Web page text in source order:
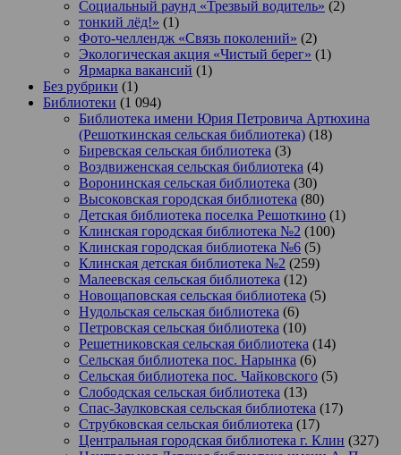
Социальный раунд «Трезвый водитель» (2)
тонкий лёд!» (1)
Фото-челлендж «Связь поколений» (2)
Экологическая акция «Чистый берег» (1)
Ярмарка вакансий (1)
Без рубрики (1)
Библиотеки (1 094)
Библиотека имени Юрия Петровича Артюхина
(Решоткинская сельская библиотека) (18)
Биревская сельская библиотека (3)
Воздвиженская сельская библиотека (4)
Воронинская сельская библиотека (30)
Высоковская городская библиотека (80)
Детская библиотека поселка Решоткино (1)
Клинская городская библиотека №2 (100)
Клинская городская библиотека №6 (5)
Клинская детская библиотека №2 (259)
Малеевская сельская библиотека (12)
Новощаповская сельская библиотека (5)
Нудольская сельская библиотека (6)
Петровская сельская библиотека (10)
Решетниковская сельская библиотека (14)
Сельская библиотека пос. Нарынка (6)
Сельская библиотека пос. Чайковского (5)
Слободская сельская библиотека (13)
Спас-Заулковская сельская библиотека (17)
Струбковская сельская библиотека (17)
Центральная городская библиотека г. Клин (327)